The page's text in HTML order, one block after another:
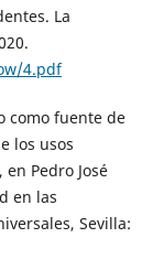
La
4.pdf
como fuente de
los usos
Pedro José
en las
Sevilla: